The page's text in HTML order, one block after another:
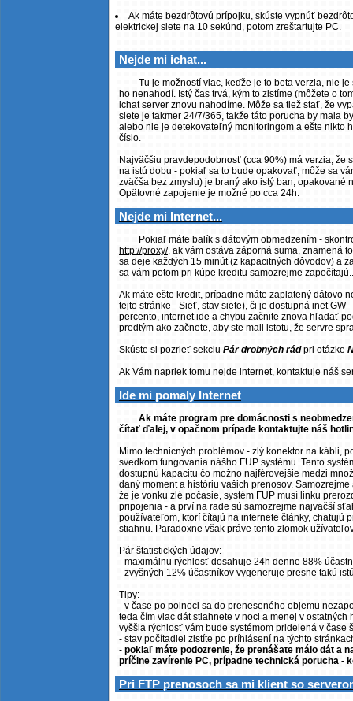
Ak máte bezdrôtovú prípojku, skúste vypnúť
elektrickej siete na 10 sekúnd, potom zreštartujte PC.
Nejde mi ichat...
Tu je možností viac, keďže je to beta verzia, nie
ho nenahodí. Istý čas trvá, kým to zistíme (môžete o
ichat server znovu nahodíme. Môže sa tiež stať, že
siete je takmer 24/7/365, takže táto porucha by mala
alebo nie je detekovateľný monitoringom a ešte nikto
číslo.
Najväčšiu pravdepodobnosť (cca 90%) má verzia, že
na istú dobu - pokiaľ sa to bude opakovať, môže sa
zväčša bez zmyslu) je braný ako istý ban,
Opätovné zapojenie je možné po cca 24h.
Nejde mi Internet...
Pokiaľ máte balík s dátovým obmedzením -
http://proxy/, ak vám ostáva záporná suma, znamená
sa deje každých 15 minút (z kapacitných dôvodov) a
sa vám potom pri kúpe kreditu samozrejme započítajú..
Ak máte ešte kredit, prípadne máte zaplatený dátovo
tejto stránke - Sieť, stav siete), či je dostupná inet
percento, internet ide a chybu začnite znova hľadať
predtým ako začnete, aby ste mali istotu, že servre
Skúste si pozrieť sekciu Pár drobných rádpri otázke
Ak Vám napriek tomu nejde internet, kontaktuje náš
Ide mi pomaly Internet
Ak máte program pre domácnosti s
čítať ďalej, v opačnom prípade kontaktujte náš
Mimo technicných problémov - zlý konektor na kábli,
svedkom fungovania nášho FUP systému. Tento
dostupnú kapacitu čo možno najférovejšie medzi
daný moment a históriu vašich prenosov.
že je vonku zlé počasie, systém FUP musí linku
pripojenia - a prví na rade sú samozrejme najväčší
používateľom, ktorí čítajú na internete články, chatujú
stiahnu. Paradoxne však práve tento zlomok
Pár štatistických údajov:
- maximálnu rýchlosť dosahuje 24h denne 88%
- zvyšných 12% účastníkov vygeneruje presne takú
Tipy:
- v čase po polnoci sa do preneseného objemu
teda čím viac dát stiahnete v noci a menej v
vyššia rýchlosť vám bude systémom pridelená v čase
- stav počítadiel zistíte po príhlásení na týchto
- pokiaľ máte podozrenie, že prenášate málo dát a
príčine zavírenie PC, prípadne technická porucha -
Pri FTP prenosoch sa mi klient so